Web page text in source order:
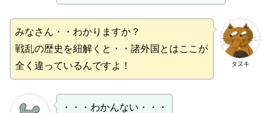
タヌキ
みなさん・・わかりますか？
戦乱の歴史を紐解くと・・諸外国とはここが
全く違っているんですよ！
・・・わかんない・・・